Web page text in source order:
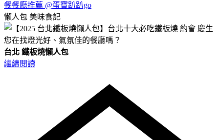
餐餐廳推薦 @蛋寶趴趴go
懶人包 美味食記
您在找燈光好、氣氛佳的餐廳嗎？
台北 鐵板燒懶人包
繼續閱讀